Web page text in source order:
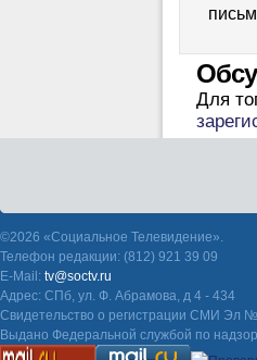
Для
©2026 «Социальное Телевидение».
Телефон редакции: (812) 921 39 09
E-Mail: tv@soctv.ru
Адрес: СПб, ул. Ф. Абрамова, д 4 - 434
Свидетельство о регистрации СМИ Эл
Выдано Федеральной службой по